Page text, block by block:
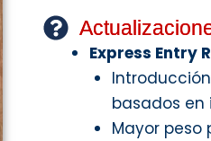
Express Entry
basados en
Mayor